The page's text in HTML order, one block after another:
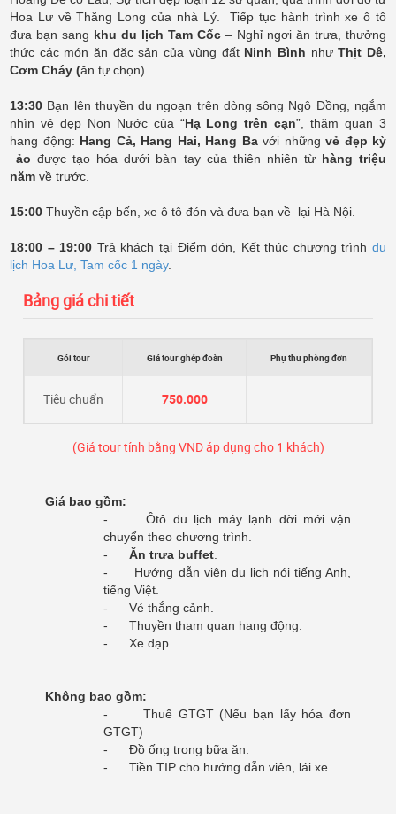
Hoa Lư về Thăng Long của nhà Lý. Tiếp tục hành trình xe ô tô
đưa bạn sang khu du lịch Tam Cốc – Nghỉ ngơi ăn trưa, thưởng
thức các món ăn đặc sản của vùng đất Ninh Bình nhưThịt Dê,
Cơm Cháy (ăn tự chọn)…
13:30 Bạn lên thuyền du ngoạn trên dòng sông Ngô Đồng, ngắm
nhìn vẻ đẹp Non Nước của “Hạ Long trên cạn”, thăm quan 3
hang động: Hang Cả, Hang Hai, Hang Bavới những vẻ đẹp kỳ
ảo được tạo hóa dưới bàn tay của thiên nhiên từ hàng triệu
năm về trước.
15:00 Thuyền cập bến, xe ô tô đón và đưa bạn về lại Hà Nội.
18:00 – 19:00 Trả khách tại Điểm đón, Kết thúc chương trìnhdu
lịch Hoa Lư, Tam cốc 1 ngày.
Bảng giá chi tiết
Gói tour Giá tour ghép đoàn Phụ thu phòng đơn
Tiêu chuẩn 750.000
(Giá tour tính bằng VND áp dụng cho 1 khách)
Giá bao gồm:
-Ôtô du lịch máy lạnh đời mới vận
chuyển theo chương trình.
- Ăn trưa buffet
- Hướng dẫn viên du lịch nói tiếng Anh,
tiếng Việt.
- Vé thắng cảnh.
- Thuyền tham quan hang động.
- Xe đạp.
Không bao gồm:
- Thuế GTGT (Nếu bạn lấy hóa đơn
GTGT)
- Đồ ống trong bữa ăn.
- Tiền TIP cho hướng dẫn viên, lái xe.